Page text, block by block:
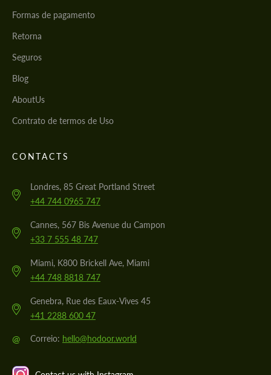
Formas de pagamento
Retorna
Seguros
Blog
AboutUs
Contrato de termos de Uso
CONTACTS
Londres, 85 Great Portland Street
+44 744 0965 747
Cannes, 567 Bis Avenue du Campon
+33 7 555 48 747
Miami, K800 Brickell Ave, Miami
+44 748 8818 747
Genebra, Rue des Eaux-Vives 45
+41 2288 600 47
@ Correio: hello@hodoor.world